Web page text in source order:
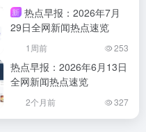
新 热点早报：2026年7月
29日全网新闻热点速览
1周前 253
热点早报：2026年6月13日
全网新闻热点速览
2个月前 327